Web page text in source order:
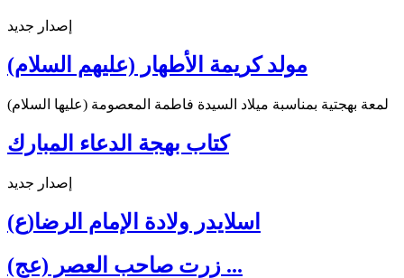
إصدار جديد
مولد كريمة الأطهار (عليهم السلام)
لمعة بهجتية بمناسبة ميلاد السيدة فاطمة المعصومة (عليها السلام)
كتاب بهجة الدعاء المبارك
إصدار جديد
اسلايدر ولادة الإمام الرضا(ع)
زرت صاحب العصر (عج) ...